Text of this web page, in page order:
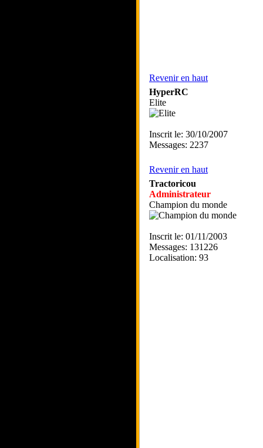
Revenir en haut
HyperRC
Elite
Inscrit le: 30/10/2007
Messages: 2237
Revenir en haut
Tractoricou
Administrateur
Champion du monde
Inscrit le: 01/11/2003
Messages: 131226
Localisation: 93